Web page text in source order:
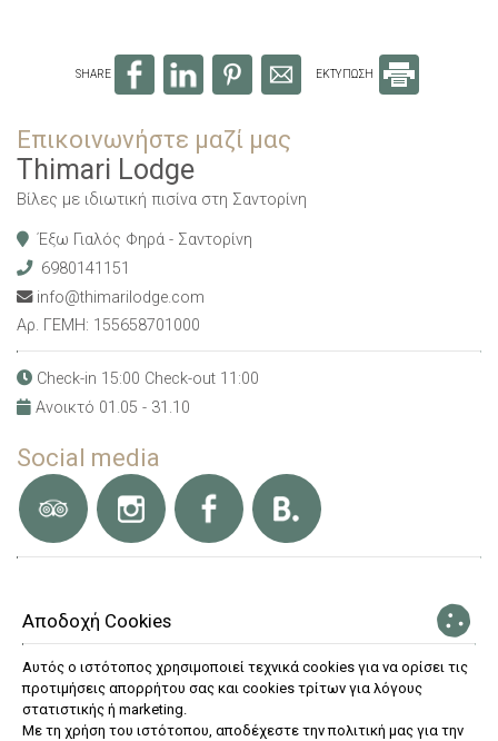
SHARE ΕΚΤΥΠΩΣΗ
Επικοινωνήστε μαζί μας
Thimari Lodge
Βίλες με ιδιωτική πισίνα στη Σαντορίνη
Έξω Γιαλός Φηρά - Σαντορίνη
6980141151
info@thimarilodge.com
Αρ. ΓΕΜΗ: 155658701000
Check-in 15:00 Check-out 11:00
Ανοικτό 01.05 - 31.10
Social media
Βραβεία
Αποδοχή Cookies
Αυτός ο ιστότοπος χρησιμοποιεί τεχνικά cookies για να ορίσει τις
προτιμήσεις απορρήτου σας και cookies τρίτων για λόγους
στατιστικής ή marketing.
Με τη χρήση του ιστότοπου, αποδέχεστε την πολιτική μας για την